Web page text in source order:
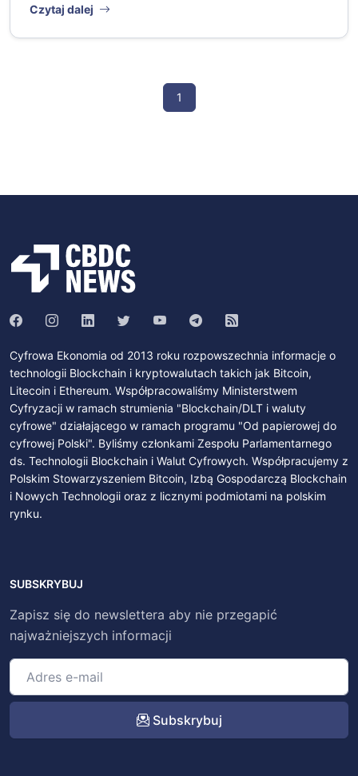
Czytaj dalej
1
Cyfrowa Ekonomia od 2013 roku rozpowszechnia informacje o
technologii Blockchain i kryptowalutach takich jak Bitcoin,
Litecoin i Ethereum. Współpracowaliśmy Ministerstwem
Cyfryzacji w ramach strumienia "Blockchain/DLT i waluty
cyfrowe" działającego w ramach programu "Od papierowej do
cyfrowej Polski". Byliśmy członkami Zespołu Parlamentarnego
ds. Technologii Blockchain i Walut Cyfrowych. Współpracujemy z
Polskim Stowarzyszeniem Bitcoin, Izbą Gospodarczą Blockchain
i Nowych Technologii oraz z licznymi podmiotami na polskim
rynku.
SUBSKRYBUJ
Zapisz się do newslettera aby nie przegapić
najważniejszych informacji
Subskrybuj